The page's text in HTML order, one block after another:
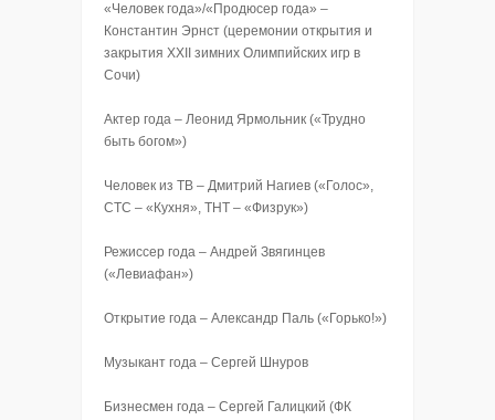
«Человек года»/«Продюсер года» –
Константин Эрнст (церемонии открытия и
закрытия XXII зимних Олимпийских игр в
Сочи)
Актер года – Леонид Ярмольник («Трудно
быть богом»)
Человек из ТВ – Дмитрий Нагиев («Голос»,
СТС – «Кухня», ТНТ – «Физрук»)
Режиссер года – Андрей Звягинцев
(«Левиафан»)
Открытие года – Александр Паль («Горько!»)
Музыкант года – Сергей Шнуров
Бизнесмен года – Сергей Галицкий (ФК